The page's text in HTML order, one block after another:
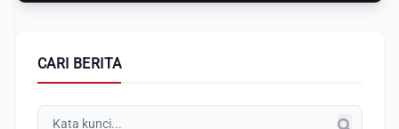
CARI BERITA